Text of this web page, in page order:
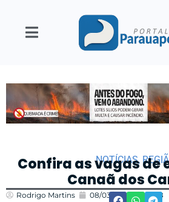
NOTÍCIAS,
Confira as vagas de
Canaã dos
Rodrigo Martins 08/03/2023 12:48